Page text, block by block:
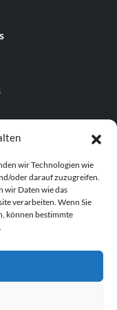
wir Technologien wie
oder darauf zuzugreifen.
wir Daten wie das
verarbeiten. Wenn Sie
können bestimmte